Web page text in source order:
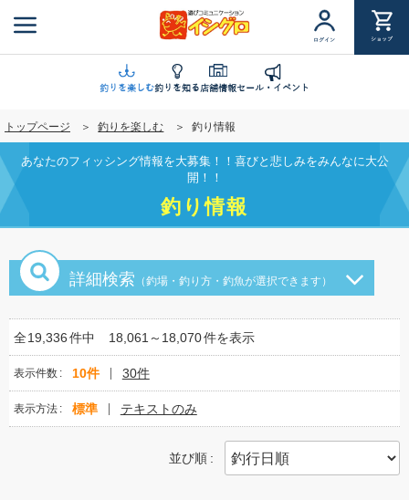
ン
に
移
動
ログイン ショップ
釣りを楽しむ釣りを知る店舗情報セール・イベント
トップページ 釣りを楽しむ 釣り情報
あなたのフィッシング情報を大募集！！喜びと悲しみをみんなに大公
開！！
釣り情報
詳細検索 （釣場・釣り方・釣魚が選択できます）
全19,336件中 18,061～18,070件を表示
表示件数 10件 30件
表示方法 標準 テキストのみ
並び順